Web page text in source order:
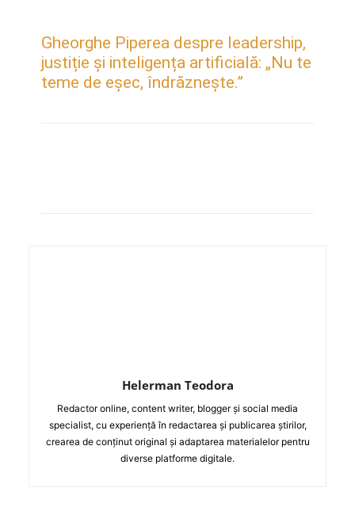
Gheorghe Piperea despre leadership,
justiție și inteligența artificială: „Nu te
teme de eșec, îndrăznește.”
Helerman Teodora
Redactor online, content writer, blogger și social media
specialist, cu experiență în redactarea și publicarea știrilor,
crearea de conținut original și adaptarea materialelor pentru
diverse platforme digitale.